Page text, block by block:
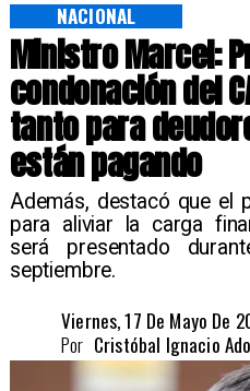
Ministro Marcel:
condonación del
tanto para
están pagando
Además, destacó que el
para aliviar la carga
será presentado
septiembre.
NACIONAL
Viernes, 17 De Mayo De
Cristóbal Ignacio
Por